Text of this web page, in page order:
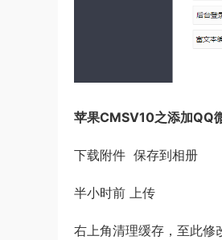
苹果CMSV10之添加QQ
下载附件 保存到相册
半小时前 上传
右上角清理缓存，至此修